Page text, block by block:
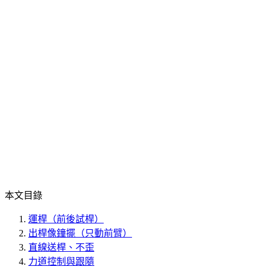
本文目錄
運桿（前後試桿）
出桿像鐘擺（只動前臂）
直線送桿、不歪
力道控制與跟隨